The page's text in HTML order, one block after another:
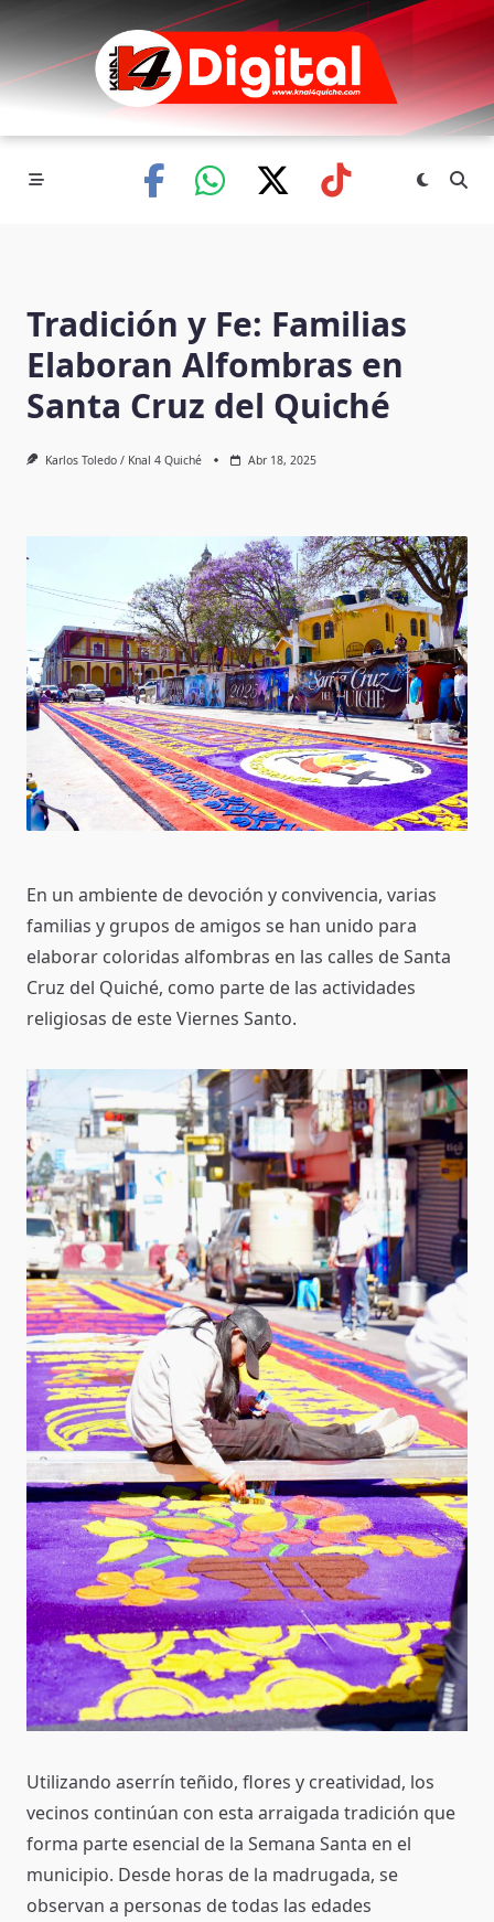
Skip
content
Tradición y Fe: Familias
Elaboran Alfombras en
Santa Cruz del Quiché
Karlos Toledo / Knal 4 Quiché Abr 18, 2025
En un ambiente de devoción y convivencia, varias
familias y grupos de amigos se han unido para
elaborar coloridas alfombras en las calles de Santa
Cruz del Quiché, como parte de las actividades
religiosas de este Viernes Santo.
Utilizando aserrín teñido, flores y creatividad, los
vecinos continúan con esta arraigada tradición que
forma parte esencial de la Semana Santa en el
municipio. Desde horas de la madrugada, se
observan a personas de todas las edades